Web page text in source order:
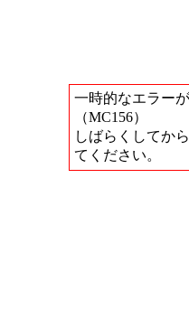
一時的なエラー
（MC156）
しばらくしてか
てください。